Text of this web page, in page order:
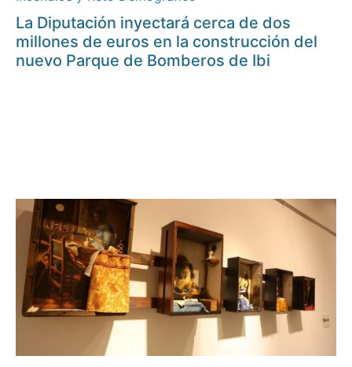
La Diputación inyectará cerca de dos
millones de euros en la construcción del
nuevo Parque de Bomberos de Ibi